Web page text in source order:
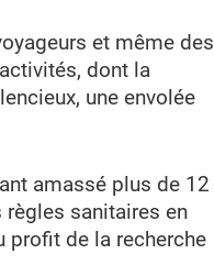
et même des
dont la
une envolée
amassé plus de 12
sanitaires en
profit de la recherche